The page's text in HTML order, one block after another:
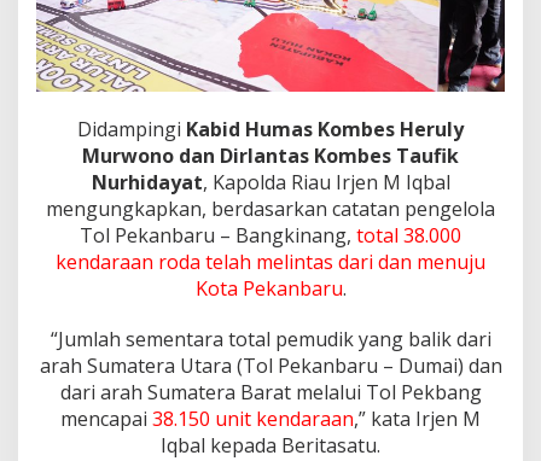
a
n
b
a
r
u
Didampingi Kabid Humas Kombes Heruly
Murwono dan Dirlantas Kombes Taufik
Nurhidayat, Kapolda Riau Irjen M Iqbal
mengungkapkan, berdasarkan catatan pengelola
Tol Pekanbaru – Bangkinang, total 38.000
kendaraan roda telah melintas dari dan menuju
Kota Pekanbaru.
“Jumlah sementara total pemudik yang balik dari
arah Sumatera Utara (Tol Pekanbaru – Dumai) dan
dari arah Sumatera Barat melalui Tol Pekbang
mencapai 38.150 unit kendaraan,” kata Irjen M
Iqbal kepada Beritasatu.